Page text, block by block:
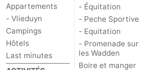
Contact
Appartements
- Vlieduyn
Campings
Hôtels
Last minutes
- Équitation
- Peche Sportive
- Equitation
- Promenade sur
les Wadden
Boire et manger